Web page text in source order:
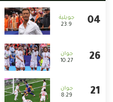
23:9
10:27
8:29